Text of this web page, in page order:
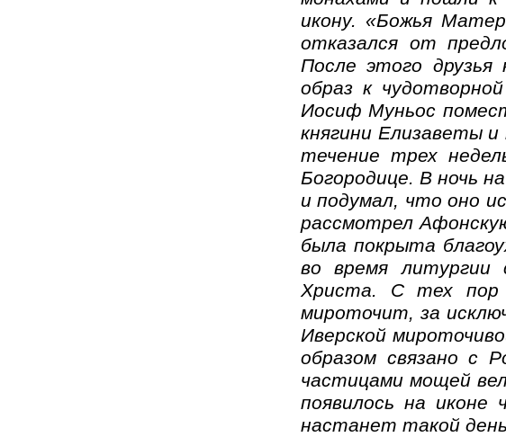
икону. «Божья
отказался от
После этого друзья
образ к
Иосиф Муньос
княгини Елизаветы
течение трех
Богородице. В ночь
и подумал, что оно
рассмотрел
была покрыта
во время литургии
Христа. С тех пор
мироточит, за
Иверской
образом связано с
частицами мощей
появилось на иконе
настанет такой